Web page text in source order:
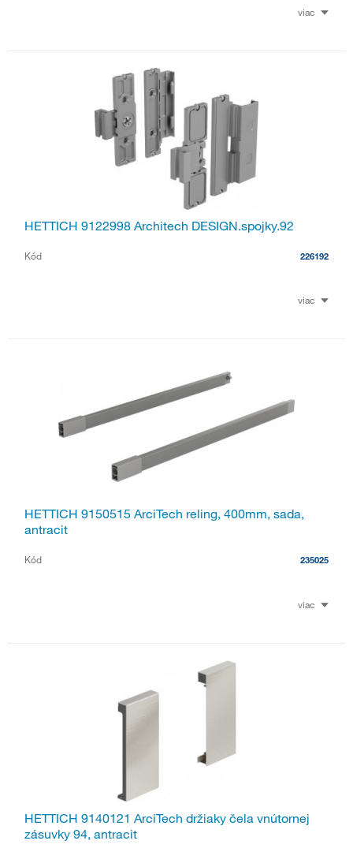
viac
HETTICH 9122998 Architech DESIGN.spojky.92
Kód 226192
viac
HETTICH 9150515 ArciTech reling, 400mm, sada,
antracit
Kód 235025
viac
HETTICH 9140121 ArciTech držiaky čela vnútornej
zásuvky 94, antracit